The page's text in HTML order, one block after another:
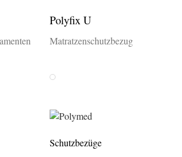
Polyfix U
Matratzenschutzbezug
Weiss
Schutzbezüge